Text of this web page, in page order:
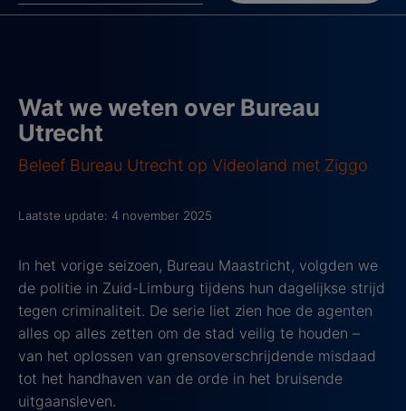
Wat we weten over Bureau
Utrecht
Beleef Bureau Utrecht op Videoland met Ziggo
Laatste update: 4 november 2025
In het vorige seizoen, Bureau Maastricht, volgden we
de politie in Zuid-Limburg tijdens hun dagelijkse strijd
tegen criminaliteit. De serie liet zien hoe de agenten
alles op alles zetten om de stad veilig te houden –
van het oplossen van grensoverschrijdende misdaad
tot het handhaven van de orde in het bruisende
uitgaansleven.